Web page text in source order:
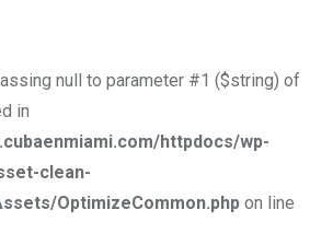
null to parameter #1 ($string) of
in
httpdocs/wp-
clean-
OptimizeCommon.php on line